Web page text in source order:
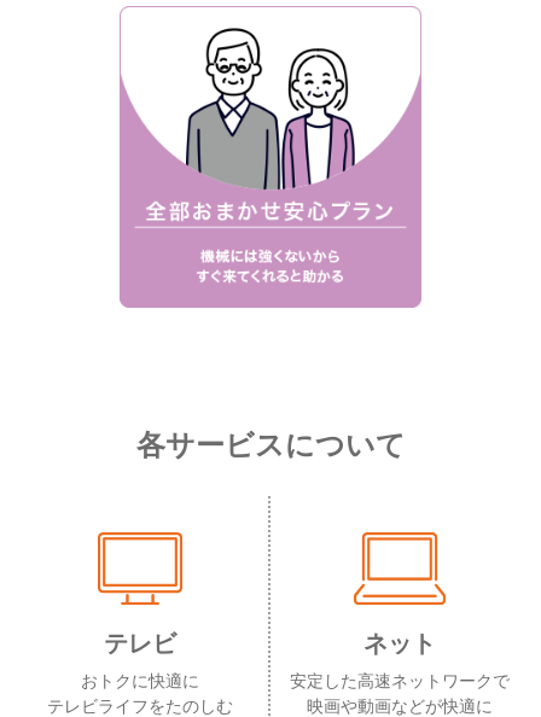
各サービスについて
テレビ
おトクに快適に
テレビライフをたのしむ
ネット
安定した高速ネットワークで
映画や動画などが快適に